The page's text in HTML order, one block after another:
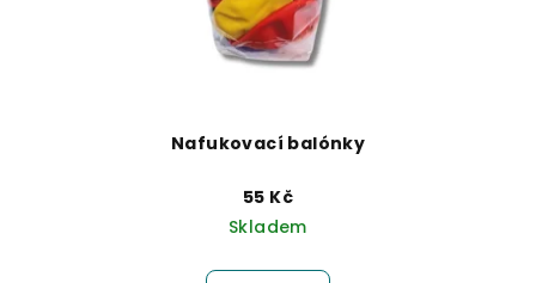
Nafukovací balónky
55 Kč
Skladem